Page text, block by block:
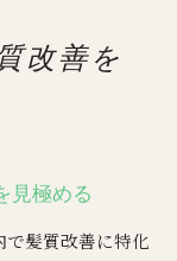
改善を
見極める
髪質改善に特化